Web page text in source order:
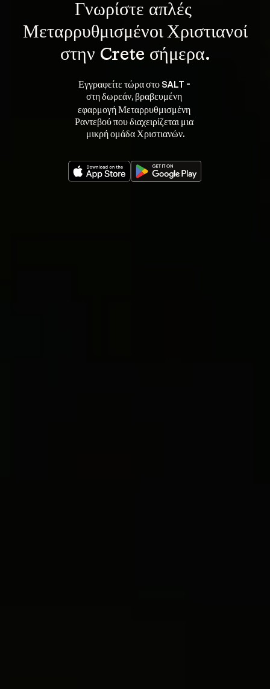
Γνωρίστε απλές
Μεταρρυθμισμένοι Χριστιανοί
στην Crete σήμερα.
Εγγραφείτε τώρα στο SALT -
στη δωρεάν, βραβευμένη
εφαρμογή Μεταρρυθμισμένη
Ραντεβού που διαχειρίζεται μια
μικρή ομάδα Χριστιανών.